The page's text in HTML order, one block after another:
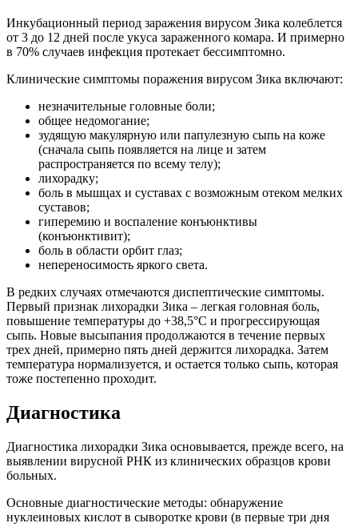
Инкубационный период заражения вирусом Зика колеблется
от 3 до 12 дней после укуса зараженного комара. И примерно
в 70% случаев инфекция протекает бессимптомно.
Клинические симптомы поражения вирусом Зика включают:
незначительные головные боли;
общее недомогание;
зудящую макулярную или папулезную сыпь на коже
(сначала сыпь появляется на лице и затем
распространяется по всему телу);
лихорадку;
боль в мышцах и суставах с возможным отеком мелких
суставов;
гиперемию и воспаление конъюнктивы
(конъюнктивит);
боль в области орбит глаз;
непереносимость яркого света.
В редких случаях отмечаются диспептические симптомы.
Первый признак лихорадки Зика – легкая головная боль,
повышение температуры до +38,5°С и прогрессирующая
сыпь. Новые высыпания продолжаются в течение первых
трех дней, примерно пять дней держится лихорадка. Затем
температура нормализуется, и остается только сыпь, которая
тоже постепенно проходит.
Диагностика
Диагностика лихорадки Зика основывается, прежде всего, на
выявлении вирусной РНК из клинических образцов крови
больных.
Основные диагностические методы: обнаружение
нуклеиновых кислот в сыворотке крови (в первые три дня